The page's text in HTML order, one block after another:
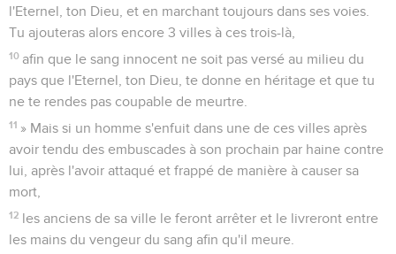
l'Eternel, ton Dieu, et en marchant toujours dans ses voies.
Tu ajouteras alors encore 3 villes à ces trois-là,
10 afin que le sang innocent ne soit pas versé au milieu du
pays que l'Eternel, ton Dieu, te donne en héritage et que tu
ne te rendes pas coupable de meurtre.
11 » Mais si un homme s'enfuit dans une de ces villes après
avoir tendu des embuscades à son prochain par haine contre
lui, après l'avoir attaqué et frappé de manière à causer sa
mort,
12 les anciens de sa ville le feront arrêter et le livreront entre
les mains du vengeur du sang afin qu'il meure.